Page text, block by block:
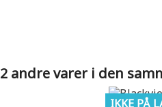
2 andre varer i den
IKKE PÅ